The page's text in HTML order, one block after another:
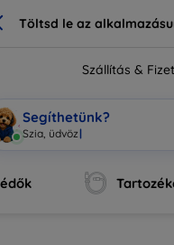
Töltsd le az
Szállítás &
Segíthetünk?
Mobi|